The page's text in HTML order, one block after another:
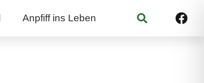
Anpfiff ins Leben Suchen